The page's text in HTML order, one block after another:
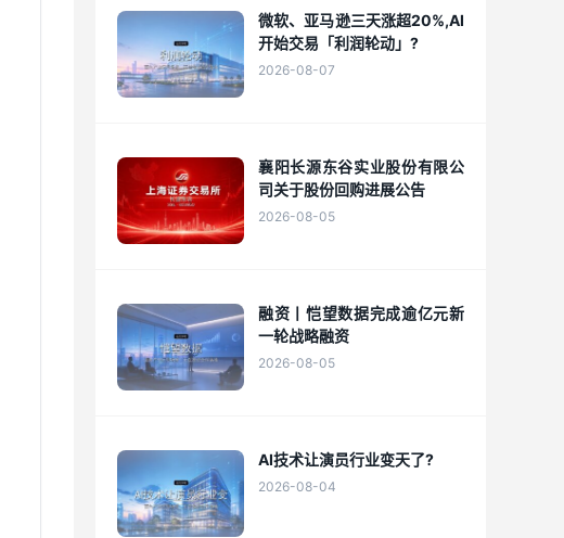
微软、亚马逊三天涨超20%,AI
开始交易「利润轮动」?
2026-08-07
襄阳长源东谷实业股份有限公
司关于股份回购进展公告
2026-08-05
融资丨恺望数据完成逾亿元新
一轮战略融资
2026-08-05
AI技术让演员行业变天了?
2026-08-04